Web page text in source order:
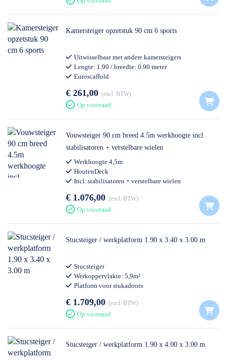
Kamersteiger opzetstuk 90 cm 6 sports
Uitwisselbaar met andere kamersteigers
Lengte: 1.90 / breedte: 0.90 meter
Euroscaffold
€ 261,00 excl. BTW
Op voorraad
Vouwsteiger 90 cm breed 4.5m werkhoogte incl.
stabilisatoren + verstelbare wielen
Werkhoogte 4,5m
HoutenDeck
Incl. stabilisatoren + verstelbare wielen
€ 1.076,00 excl. BTW
Op voorraad
Stucsteiger / werkplatform 1.90 x 3.40 x 3.00 m
Stucsteiger
Werkoppervlakte: 5,9m²
Platform voor stukadoors
€ 1.709,00 excl. BTW
Op voorraad
Stucsteiger / werkplatform 1.90 x 4.00 x 3.00 m